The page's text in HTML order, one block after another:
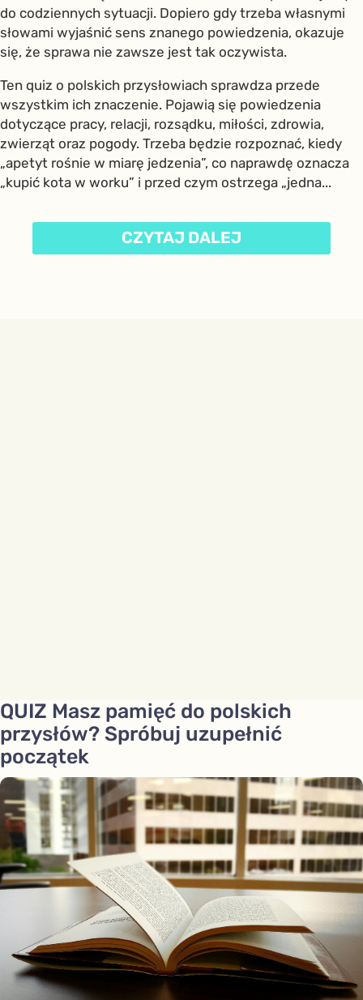
do codziennych sytuacji. Dopiero gdy trzeba własnymi
słowami wyjaśnić sens znanego powiedzenia, okazuje
się, że sprawa nie zawsze jest tak oczywista.
Ten quiz o polskich przysłowiach sprawdza przede
wszystkim ich znaczenie. Pojawią się powiedzenia
dotyczące pracy, relacji, rozsądku, miłości, zdrowia,
zwierząt oraz pogody. Trzeba będzie rozpoznać, kiedy
„apetyt rośnie w miarę jedzenia”, co naprawdę oznacza
„kupić kota w worku” i przed czym ostrzega „jedna...
CZYTAJ DALEJ
QUIZ Masz pamięć do polskich
przysłów? Spróbuj uzupełnić
początek